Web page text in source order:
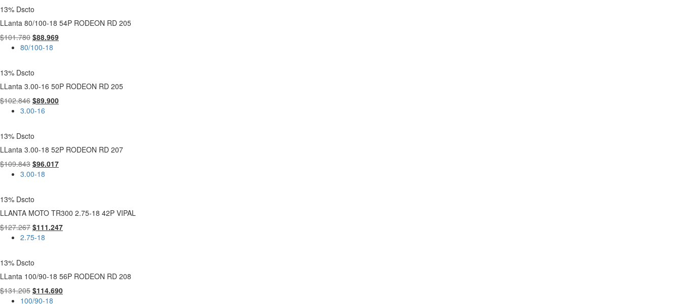
$97.569.
13% Dscto
LLanta 80/100-18 54P RODEON RD 205
$101.780 El
precio
$101.780.
$88.969El
80/100-18
13% Dscto
LLanta 3.00-16 50P RODEON RD 205
$102.846 El
precio
$102.846.
$89.900El
3.00-16
13% Dscto
LLanta 3.00-18 52P RODEON RD 207
$109.843 El
precio
$109.843.
$96.017El
3.00-18
13% Dscto
LLANTA MOTO TR300 2.75-18 42P VIPAL
$127.267 El
precio
$127.267.
$111.247El
2.75-18
13% Dscto
LLanta 100/90-18 56P RODEON RD 208
$131.205 El
precio
$114.690El
100/90-18